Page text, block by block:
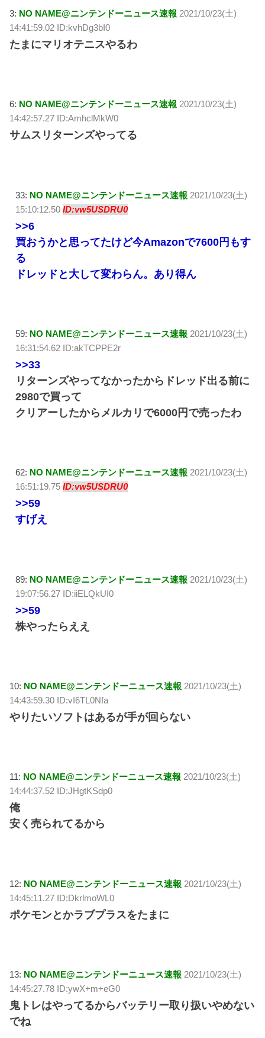
3: NO NAME@ニンテンドーニュース速報 2021/10/23(土)
14:41:59.02 ID:kvhDg3bI0
たまにマリオテニスやるわ
6: NO NAME@ニンテンドーニュース速報 2021/10/23(土)
14:42:57.27 ID:AmhclMkW0
サムスリターンズやってる
33: NO NAME@ニンテンドーニュース速報 2021/10/23(土)
15:10:12.50ID:vw5USDRU0
>>6
買おうかと思ってたけど今Amazonで7600円もす
る
ドレッドと大して変わらん。あり得ん
59: NO NAME@ニンテンドーニュース速報 2021/10/23(土)
16:31:54.62 ID:akTCPPE2r
>>33
リターンズやってなかったからドレッド出る前に
2980で買って
クリアーしたからメルカリで6000円で売ったわ
62: NO NAME@ニンテンドーニュース速報 2021/10/23(土)
16:51:19.75ID:vw5USDRU0
>>59
すげえ
89: NO NAME@ニンテンドーニュース速報 2021/10/23(土)
19:07:56.27 ID:iiELQkUI0
>>59
株やったらええ
10: NO NAME@ニンテンドーニュース速報 2021/10/23(土)
14:43:59.30 ID:vI6TL0Nfa
やりたいソフトはあるが手が回らない
11: NO NAME@ニンテンドーニュース速報 2021/10/23(土)
14:44:37.52 ID:JHgtKSdp0
俺
安く売られてるから
12: NO NAME@ニンテンドーニュース速報 2021/10/23(土)
14:45:11.27 ID:DkrlmoWL0
ポケモンとかラブプラスをたまに
13: NO NAME@ニンテンドーニュース速報 2021/10/23(土)
14:45:27.78 ID:ywX+m+eG0
鬼トレはやってるからバッテリー取り扱いやめない
でね